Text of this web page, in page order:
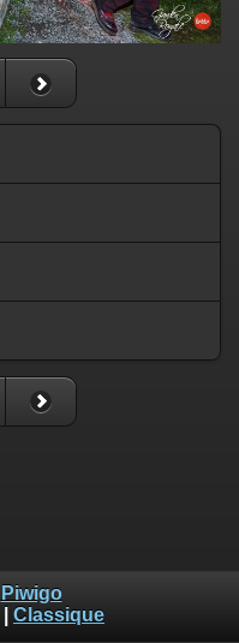
Piwigo
Classique